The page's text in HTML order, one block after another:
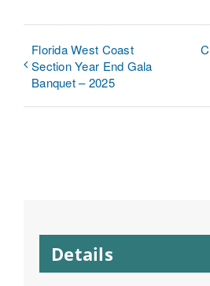
Florida West Coast
Section Year End Gala
Banquet – 2025
Details